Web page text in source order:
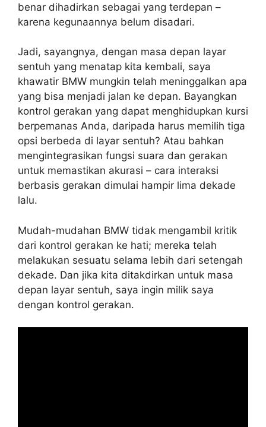
benar dihadirkan sebagai yang terdepan –
karena kegunaannya belum disadari.
Jadi, sayangnya, dengan masa depan layar
sentuh yang menatap kita kembali, saya
khawatir BMW mungkin telah meninggalkan apa
yang bisa menjadi jalan ke depan. Bayangkan
kontrol gerakan yang dapat menghidupkan kursi
berpemanas Anda, daripada harus memilih tiga
opsi berbeda di layar sentuh? Atau bahkan
mengintegrasikan fungsi suara dan gerakan
untuk memastikan akurasi – cara interaksi
berbasis gerakan dimulai hampir lima dekade
lalu.
Mudah-mudahan BMW tidak mengambil kritik
dari kontrol gerakan ke hati; mereka telah
melakukan sesuatu selama lebih dari setengah
dekade. Dan jika kita ditakdirkan untuk masa
depan layar sentuh, saya ingin milik saya
dengan kontrol gerakan.